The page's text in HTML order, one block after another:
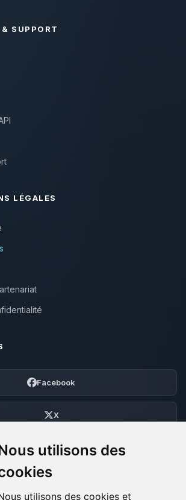
utilisons des
utilisons des cookies et
& SUPPORT
LÉGALES
Facebook
X
Discord
Forum